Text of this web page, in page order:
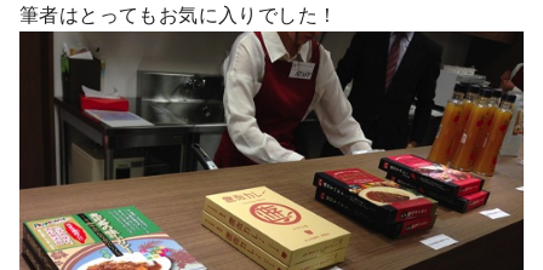
筆者はとってもお気に入りでした！